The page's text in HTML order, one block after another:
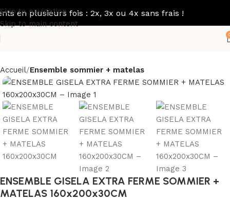
Skip to navigation
Skip to main content
Accueil Ensemble sommier + matelas
ENSEMBLE GISELA EXTRA FERME SOMMIER +
MATELAS 160x200x30CM
plusieurs fois : 2x, 3x ou 4x sans frais !